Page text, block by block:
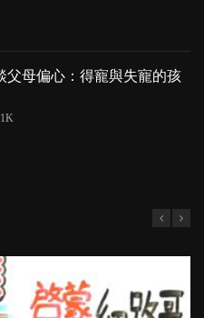
父母偏心：得寵與失寵的孩